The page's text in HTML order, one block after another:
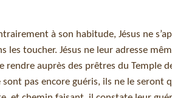
à son habitude, Jésus ne
toucher. Jésus ne leur adresse
rendre auprès des prêtres du Temple
pas encore guéris, ils ne le seront